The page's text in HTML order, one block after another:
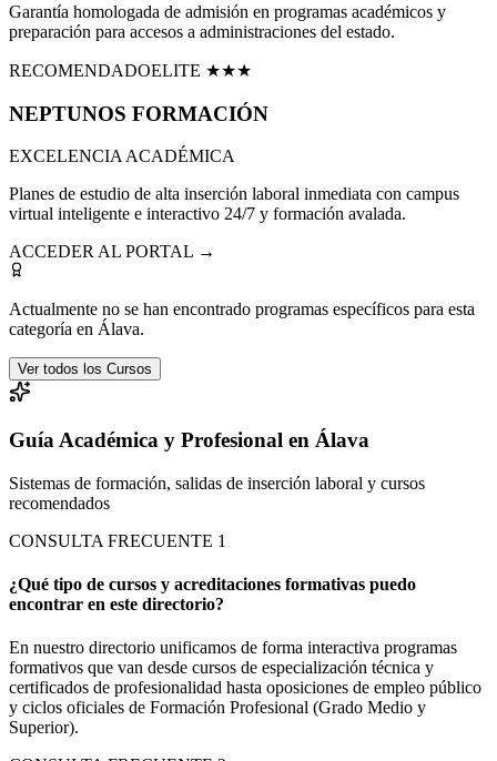
Garantía homologada de admisión en programas académicos y
preparación para accesos a administraciones del estado.
RECOMENDADOELITE ★★★
NEPTUNOS FORMACIÓN
EXCELENCIA ACADÉMICA
Planes de estudio de alta inserción laboral inmediata con campus
virtual inteligente e interactivo 24/7 y formación avalada.
ACCEDER AL PORTAL →
Actualmente no se han encontrado programas específicos para esta
categoría en Álava.
Ver todos los Cursos
Guía Académica y Profesional en Álava
Sistemas de formación, salidas de inserción laboral y cursos
recomendados
CONSULTA FRECUENTE 1
¿Qué tipo de cursos y acreditaciones formativas puedo
encontrar en este directorio?
En nuestro directorio unificamos de forma interactiva programas
formativos que van desde cursos de especialización técnica y
certificados de profesionalidad hasta oposiciones de empleo público
y ciclos oficiales de Formación Profesional (Grado Medio y
Superior).